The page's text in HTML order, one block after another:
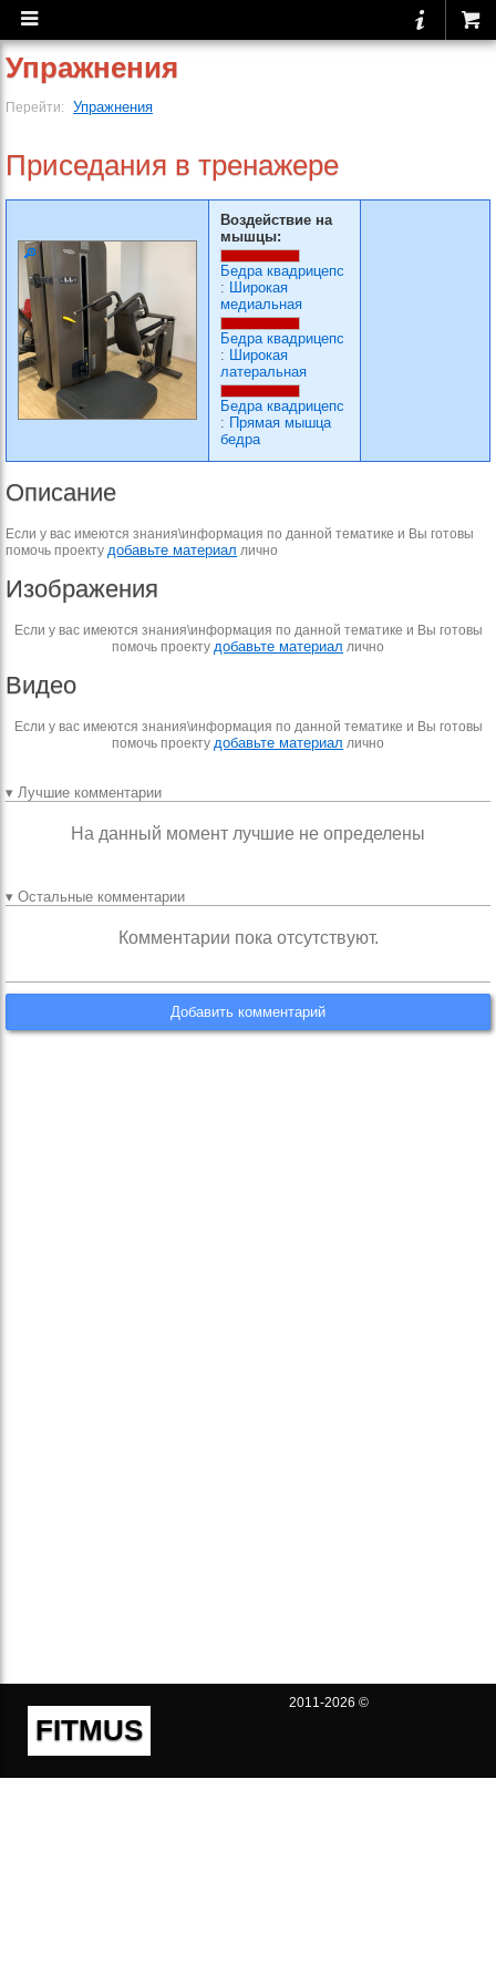
Упражнения
Перейти: Упражнения
Приседания в тренажере
Воздействие на
мышцы:
Бедра квадрицепс
: Широкая
медиальная
Бедра квадрицепс
: Широкая
латеральная
Бедра квадрицепс
: Прямая мышца
бедра
Описание
Если у вас имеются знания\информация по данной тематике и Вы готовы
помочь проекту добавьте материал лично
Изображения
Если у вас имеются знания\информация по данной тематике и Вы готовы
помочь проекту добавьте материал лично
Видео
Если у вас имеются знания\информация по данной тематике и Вы готовы
помочь проекту добавьте материал лично
▾ Лучшие комментарии
На данный момент лучшие не определены
▾ Остальные комментарии
Комментарии пока отсутствуют.
Добавить комментарий
FITMUS
2011-2026 ©